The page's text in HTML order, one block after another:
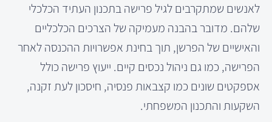
לאנשים שמתקרבים לגיל פרישה בתכנון העתיד הכלכלי
שלהם. מדובר בהבנה מעמיקה של הצרכים הכלכליים
והאישיים של הפרשן, תוך בחינת אפשרויות ההכנסה לאחר
הפרישה, כמו גם ניהול נכסים קיים. ייעוץ פרישה כולל
אספקטים שונים כמו קצבאות פנסיה, חיסכון לעת זקנה,
השקעות והתכנון המשפחתי.